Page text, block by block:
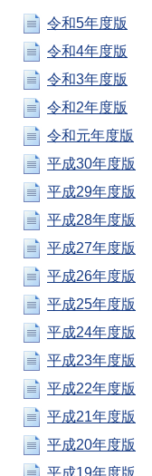
令和5年度版
令和4年度版
令和3年度版
令和2年度版
令和元年度版
平成30年度版
平成29年度版
平成28年度版
平成27年度版
平成26年度版
平成25年度版
平成24年度版
平成23年度版
平成22年度版
平成21年度版
平成20年度版
平成19年度版